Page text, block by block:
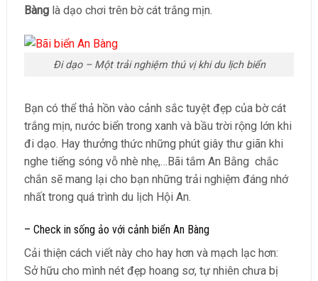
Bànglà dạo chơi trên bờ cát trắng mịn.
Đi dạo – Một trải nghiệm thú vị khi du lịch biển
Bạn có thể thả hồn vào cảnh sắc tuyệt đẹp của bờ cát
trắng mịn, nước biển trong xanh và bầu trời rộng lớn khi
đi dạo. Hay thưởng thức những phút giây thư giãn khi
nghe tiếng sóng vỗ nhè nhẹ,…Bãi tắm An Bằng chắc
chắn sẽ mang lại cho bạn những trải nghiệm đáng nhớ
nhất trong quá trình du lịch Hội An.
– Check in sống ảo với cảnh biển An Bàng
Cải thiện cách viết này cho hay hơn và mạch lạc hơn:
Sở hữu cho mình nét đẹp hoang sơ, tự nhiên chưa bị